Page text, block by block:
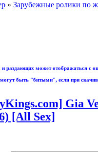
» Зарубежные ролики по
раздающих может отображаться с
быть "битыми", если при
Gia
[All Sex]